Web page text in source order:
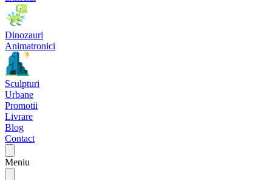
Dinozauri
Animatronici
Sculpturi
Urbane
Promotii
Livrare
Blog
Contact
Meniu